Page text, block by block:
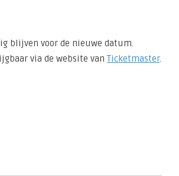
blijven voor de nieuwe datum.
via de website vanTicketmaster.